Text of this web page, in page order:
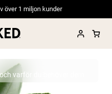
över 1 miljon kunder
varför du behöver dem